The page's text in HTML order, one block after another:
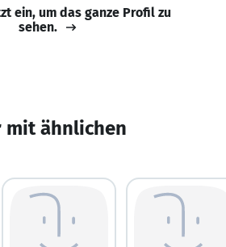
ein, um das ganze Profil zu
sehen.
mit ähnlichen